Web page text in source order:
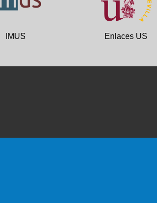
IMUS Enlaces US